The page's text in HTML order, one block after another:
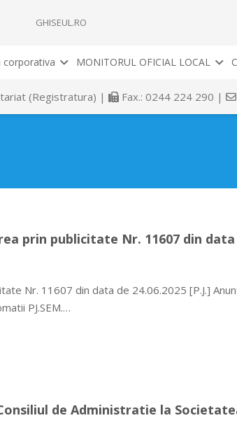
GHISEUL.RO
corporativa MONITORUL OFICIAL LOCAL
(Registratura) | Fax.: 0244 224 290 |
prin publicitate Nr. 11607 din data
Nr. 11607 din data de 24.06.2025 [P.J.]
PJ.SEM.…
de Administratie la